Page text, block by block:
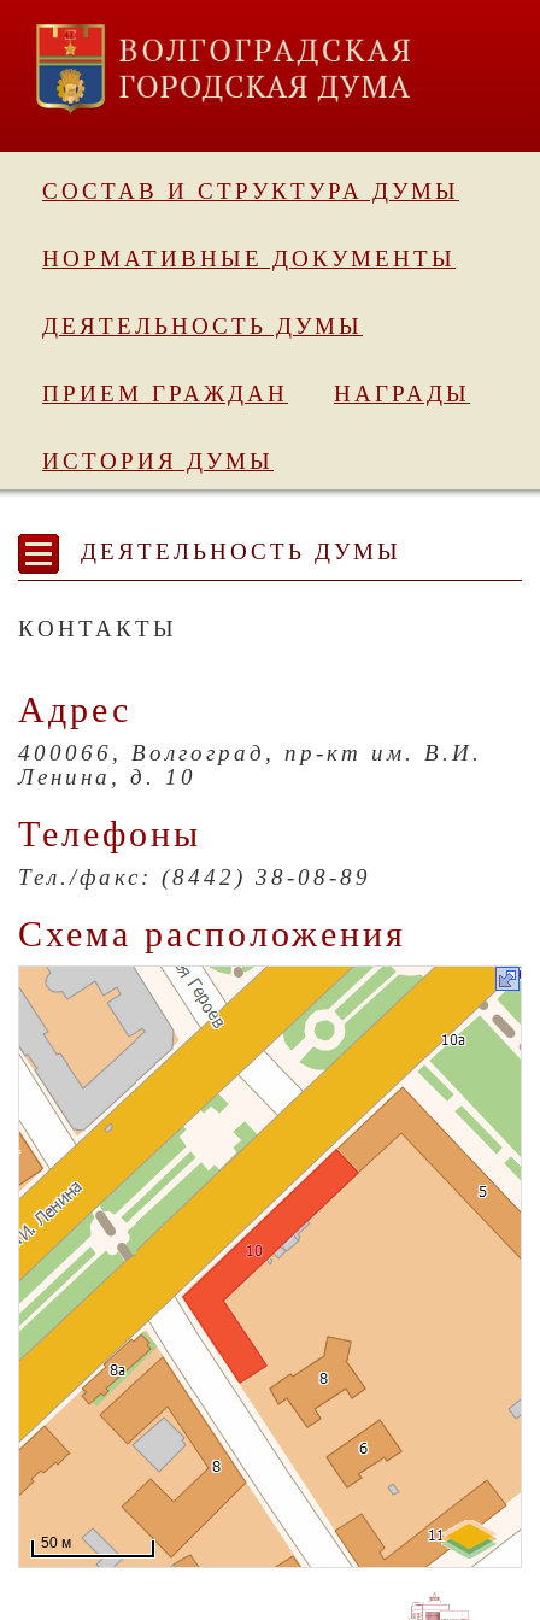
СОСТАВ И СТРУКТУРА ДУМЫ
НОРМАТИВНЫЕ ДОКУМЕНТЫ
ДЕЯТЕЛЬНОСТЬ ДУМЫ
ПРИЕМ ГРАЖДАН НАГРАДЫ
ИСТОРИЯ ДУМЫ
ДЕЯТЕЛЬНОСТЬ ДУМЫ
КОНТАКТЫ
Адрес
400066, Волгоград, пр-кт им. В.И.
Ленина, д. 10
Телефоны
Тел./факс: (8442) 38-08-89
Схема расположения